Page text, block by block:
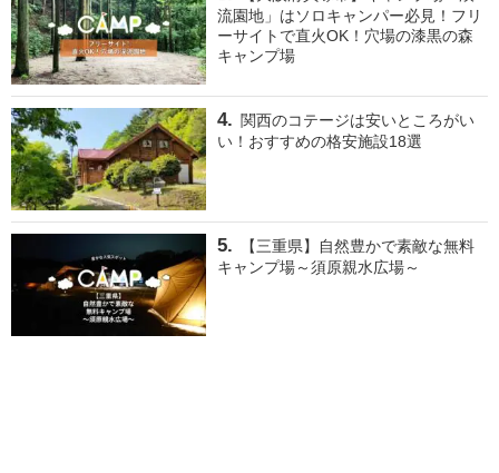
流園地」はソロキャンパー必見！フリ
ーサイトで直火OK！穴場の漆黒の森
キャンプ場
関西のコテージは安いところがい
い！おすすめの格安施設18選
【三重県】自然豊かで素敵な無料
キャンプ場～須原親水広場～